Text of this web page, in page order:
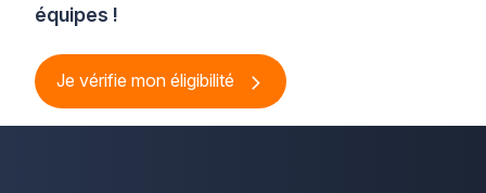
équipes !
Je vérifie mon éligibilité